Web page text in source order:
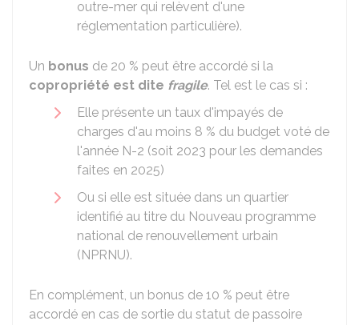
outre-mer qui relèvent d'une
réglementation particulière).
Un bonus de 20 % peut être accordé si la
copropriété est dite fragile. Tel est le cas si :
Elle présente un taux d'impayés de
charges d'au moins 8 % du budget voté de
l'année N-2 (soit 2023 pour les demandes
faites en 2025)
Ou si elle est située dans un quartier
identifié au titre du Nouveau programme
national de renouvellement urbain
(NPRNU).
En complément, un bonus de 10 % peut être
accordé en cas de sortie du statut de passoire